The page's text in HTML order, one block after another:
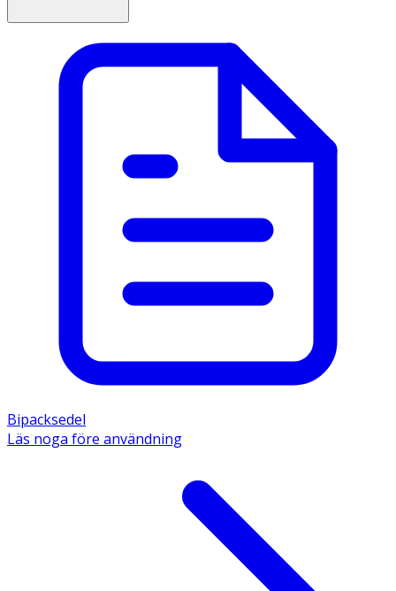
Bipacksedel
Läs noga före användning